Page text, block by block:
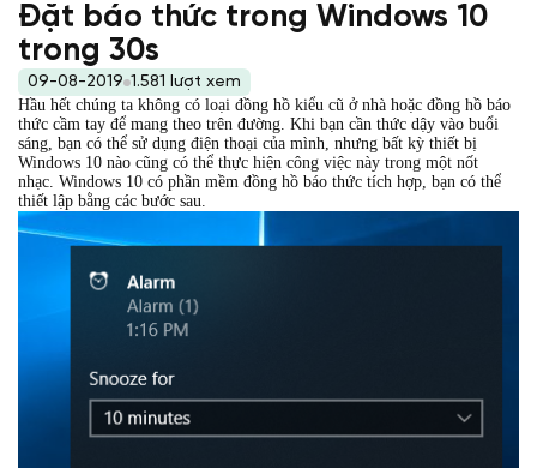
Đặt báo thức trong Windows 10
trong 30s
09-08-2019 1.581 lượt xem
Hầu hết chúng ta không có loại đồng hồ kiểu cũ ở nhà hoặc đồng hồ báo
thức cầm tay để mang theo trên đường. Khi bạn cần thức dậy vào buổi
sáng, bạn có thể sử dụng điện thoại của mình, nhưng bất kỳ thiết bị
Windows 10 nào cũng có thể thực hiện công việc này trong một nốt
nhạc. Windows 10 có phần mềm đồng hồ báo thức tích hợp, bạn có thể
thiết lập bằng các bước sau.